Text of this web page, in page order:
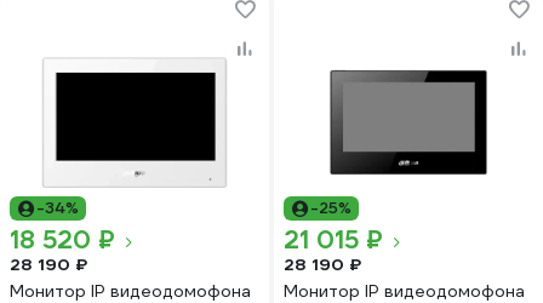
-34%
18 520 ₽
28 190 ₽
Монитор IP видеодомофона
-25%
21 015 ₽
28 190 ₽
Монитор IP видеодомофона